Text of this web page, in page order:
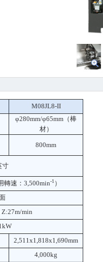
M08JL8-II
φ280mm/φ65mm（棒
材）
800mm
寸
轉速：3,500min-1 ）
min
2,511x1,818x1,690mm
4,000kg